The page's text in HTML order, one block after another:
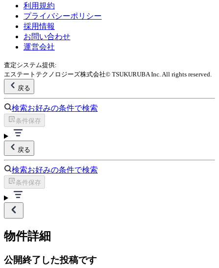
利用規約
プライバシーポリシー
採用情報
お問い合わせ
運営会社
査定システム提供:
エステートテクノロジーズ株式会社© TSUKURUBA Inc. All rights reserved.
戻る
検索お好みの条件で検索
条件保存
戻る
検索お好みの条件で検索
条件保存
物件詳細
公開終了した投稿です